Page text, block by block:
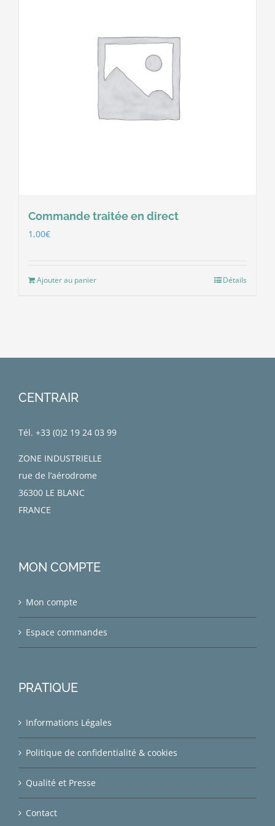
Commande traitée en direct
1,00€
Ajouter au panier Détails
CENTRAIR
Tél. +33 (0)2 19 24 03 99
ZONE INDUSTRIELLE
rue de l’aérodrome
36300 LE BLANC
FRANCE
MON COMPTE
Mon compte
Espace commandes
PRATIQUE
Informations Légales
Politique de confidentialité & cookies
Qualité et Presse
Contact